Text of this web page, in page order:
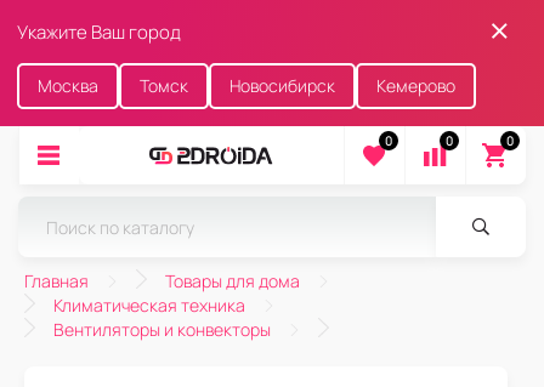
Укажите Ваш город
Москва Томск Новосибирск Кемерово
0 0 0
Главная
Товары для дома
Климатическая техника
Вентиляторы и конвекторы